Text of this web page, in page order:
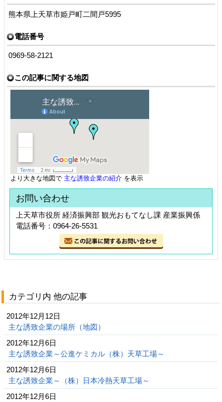
熊本県上天草市姫戸町二間戸5995
電話番号
0969-58-2121
この記事に関する地図
より大きな地図で 主な誘致企業の紹介 を表示
お問い合わせ
上天草市役所 経済振興部 観光おもてなし課 産業振興係
電話番号：0964-26-5531
カテゴリ内 他の記事
2012年12月12日
主な誘致企業の場所（地図）
2012年12月6日
主な誘致企業～公進ケミカル（株）天草工場～
2012年12月6日
主な誘致企業～（株）日本冷熱天草工場～
2012年12月6日